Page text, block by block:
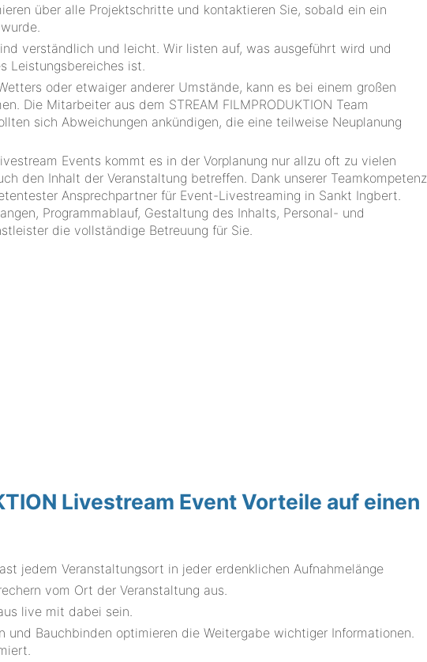
über alle Projektschritte und kontaktieren Sie, sobald ein ein
verständlich und leicht. Wir listen auf, was ausgeführt wird und
Leistungsbereiches ist.
oder etwaiger anderer Umstände, kann es bei einem großen
Die Mitarbeiter aus dem STREAM FILMPRODUKTION Team
sich Abweichungen ankündigen, die eine teilweise Neuplanung
Events kommt es in der Vorplanung nur allzu oft zu vielen
den Inhalt der Veranstaltung betreffen. Dank unserer Teamkompetenz
Ansprechpartner für Event-Livestreaming in Sankt Ingbert.
Programmablauf, Gestaltung des Inhalts, Personal- und
die vollständige Betreuung für Sie.
Livestream Event Vorteile auf einen
jedem Veranstaltungsort in jeder erdenklichen Aufnahmelänge
vom Ort der Veranstaltung aus.
live mit dabei sein.
Bauchbinden optimieren die Weitergabe wichtiger Informationen.